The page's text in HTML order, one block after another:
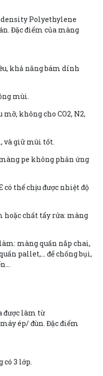
density Polyethylene
Đặc điểm của màng
khả năng bám dính
mùi.
không cho CO2, N2,
và giữ mùi tốt.
pe không phản ứng
thể chịu được nhiệt độ
chất tẩy rửa: màng
màng quấn nắp chai,
pallet,… để chống bụi,
được làm từ
ép/ đùn. Đặc điểm
có 3 lớp.